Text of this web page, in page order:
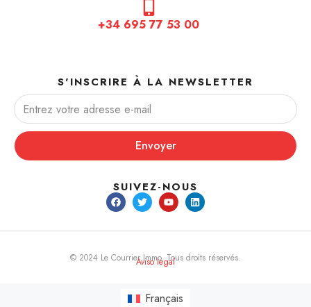
+34 695 77 53 00
S'INSCRIRE À LA NEWSLETTER
Envoyer
SUIVEZ-NOUS
© 2024 Le Courrier Immo. Tous droits réservés.
Aviso legal
Français